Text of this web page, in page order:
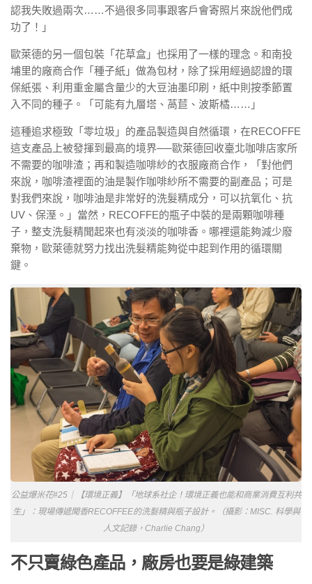
認我失敗過兩次……不過很多同事跟客戶會寄照片來說他們成
功了！」
歐萊德的另一個包裝「花草盒」也採用了一樣的理念。和南投
埔里的廠商合作「種子紙」做為包材，除了採用經過認證的環
保紙張、利用重金屬含量少的大豆油墨印刷，紙中則按季節置
入不同的種子。「可能有九層塔、萵苣、波斯橘……」
這種追求極致「零垃圾」的產品製造與自然循環，在RECOFFE
這支產品上被發揮到最高的境界──歐萊德回收臺北咖啡店家所
不需要的咖啡渣；再和製造咖啡紗的衣服廠商合作，「對他們
來說，咖啡渣裡面的油是製作咖啡紗所不需要的副產品；可是
對我們來說，咖啡油是非常好的洗髮精成分，可以抗氧化、抗
UV、保溼。」當然，RECOFFE的瓶子中裝的是兩顆咖啡種
子，整支洗髮精聞起來也有淡淡的咖啡香。哪裡還能夠減少廢
棄物，歐萊德就努力找出洗髮精能夠從中起到作用的循環關
鍵。
公益爆米花#25｜【環境正義】「地球系社企！環境正義也能和商業消費互利共
生」：現場傳遞聞香RECOFFEE的洗髮精與瓶子設計。（攝影：MISC. 科學與
人文記錄，Charlie Chang）
不只賣綠色產品，廠房也要是綠建築